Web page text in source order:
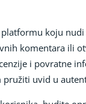
koju
komentara ili
i povratne
pružiti uvid u